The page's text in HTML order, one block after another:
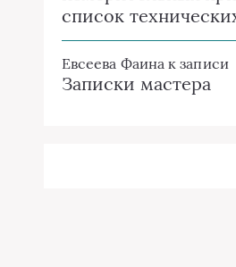
список
Евсеева Фаина к записи
Записки мастера